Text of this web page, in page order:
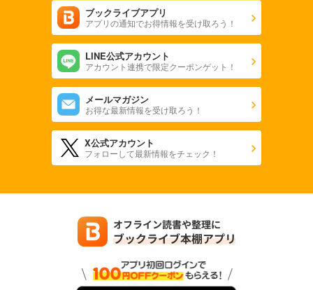
ブックライブアプリ
アプリの通知でお得情報を受け取ろう！
LINE公式アカウント
アカウント連携で限定クーポンゲット！
メールマガジン
お得な最新情報を受け取ろう！
X公式アカウント
フォローして最新情報をチェック！